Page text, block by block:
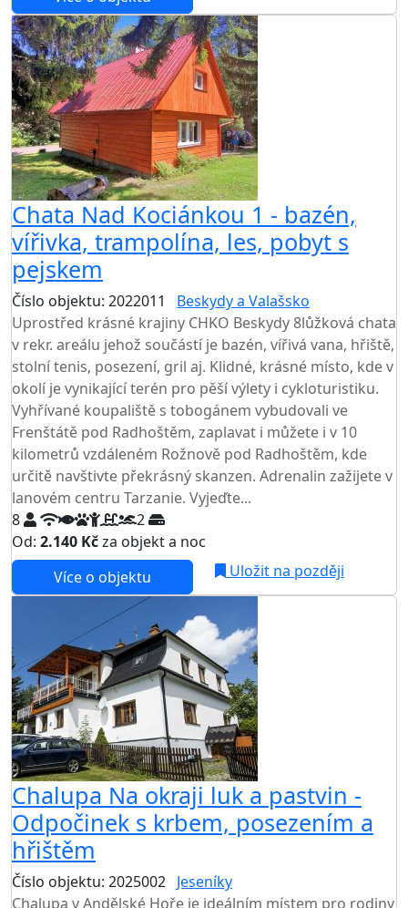
Chata Nad Kociánkou 1 - bazén,
vířivka, trampolína, les, pobyt s
pejskem
Číslo objektu: 2022011
Beskydy a Valašsko
Uprostřed krásné krajiny CHKO Beskydy 8lůžková chata
v rekr. areálu jehož součástí je bazén, vířivá vana, hřiště,
stolní tenis, posezení, gril aj. Klidné, krásné místo, kde v
okolí je vynikající terén pro pěší výlety i cykloturistiku.
Vyhřívané koupaliště s tobogánem vybudovali ve
Frenštátě pod Radhoštěm, zaplavat i můžete i v 10
kilometrů vzdáleném Rožnově pod Radhoštěm, kde
určitě navštivte překrásný skanzen. Adrenalin zažijete v
lanovém centru Tarzanie. Vyjeďte...
8
2
Od: 2.140 Kčza objekt a noc
Více o objektu
Uložit na později
Chalupa Na okraji luk a pastvin -
Odpočinek s krbem, posezením a
hřištěm
Číslo objektu: 2025002 Jeseníky
Chalupa v Andělské Hoře je ideálním místem pro rodiny